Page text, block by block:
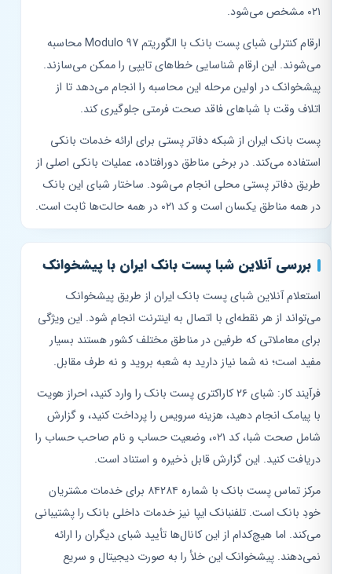
ارقام کنترلی شبای پست بانک با الگوریتم Modulo 97 محاسبه
می‌شوند. این ارقام شناسایی خطاهای تایپی را ممکن می‌سازند.
پیشخوانک در اولین مرحله این محاسبه را انجام می‌دهد تا از
اتلاف وقت با شباهای فاقد صحت فرمتی جلوگیری کند.
پست بانک ایران از شبکه دفاتر پستی برای ارائه خدمات بانکی
استفاده می‌کند. در برخی مناطق دورافتاده، عملیات بانکی اصلی از
طریق دفاتر پستی محلی انجام می‌شود. ساختار شبای این بانک
در همه مناطق یکسان است و کد ۰۲۱ در همه حالت‌ها ثابت است.
بررسی آنلاین شبا پست بانک ایران با پیشخوانک
استعلام آنلاین شبای پست بانک ایران از طریق پیشخوانک
می‌تواند از هر نقطه‌ای با اتصال به اینترنت انجام شود. این ویژگی
برای معاملاتی که طرفین در مناطق مختلف کشور هستند بسیار
مفید است؛ نه شما نیاز دارید به شعبه بروید و نه طرف مقابل.
فرآیند کار: شبای ۲۶ کاراکتری پست بانک را وارد کنید، احراز هویت
با پیامک انجام دهید، هزینه سرویس را پرداخت کنید، و گزارش
شامل صحت شبا، کد ۰۲۱، وضعیت حساب و نام صاحب حساب را
دریافت کنید. این گزارش قابل ذخیره و استناد است.
مرکز تماس پست بانک با شماره ۸۴۲۸۴ برای خدمات مشتریان
خودِ بانک است. تلفنبانک ایپا نیز خدمات داخلی بانک را پشتیبانی
می‌کند. اما هیچ‌کدام از این کانال‌ها تأیید شبای دیگران را ارائه
نمی‌دهند. پیشخوانک این خلأ را به صورت دیجیتال و سریع